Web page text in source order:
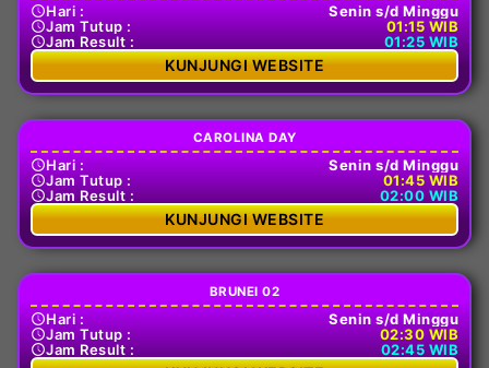
Hari :
Senin s/d Minggu
Jam Tutup :
01:15 WIB
Jam Result :
01:25 WIB
KUNJUNGI WEBSITE
CAROLINA DAY
Hari :
Senin s/d Minggu
Jam Tutup :
01:45 WIB
Jam Result :
02:00 WIB
KUNJUNGI WEBSITE
BRUNEI 02
Hari :
Senin s/d Minggu
Jam Tutup :
02:30 WIB
Jam Result :
02:45 WIB